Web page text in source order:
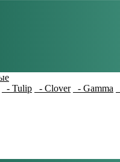
- Tulip - Clover - Gamma